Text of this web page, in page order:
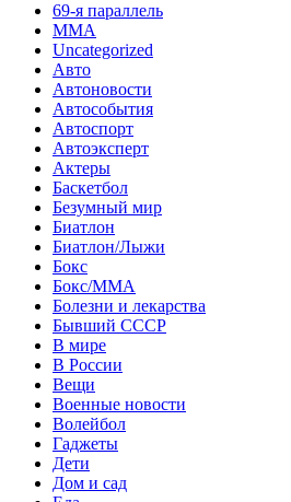
69-я параллель
MMA
Uncategorized
Авто
Автоновости
Автособытия
Автоспорт
Автоэксперт
Актеры
Баскетбол
Безумный мир
Биатлон
Биатлон/Лыжи
Бокс
Бокс/MMA
Болезни и лекарства
Бывший СССР
В мире
В России
Вещи
Военные новости
Волейбол
Гаджеты
Дети
Дом и сад